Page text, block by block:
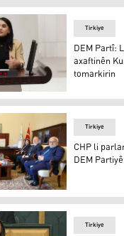
divê
Tirkiye
DEM Partî:
axaftinên
tomarkirin
serdana DEM
Tirkiye
CHP li
DEM
Tirkiye